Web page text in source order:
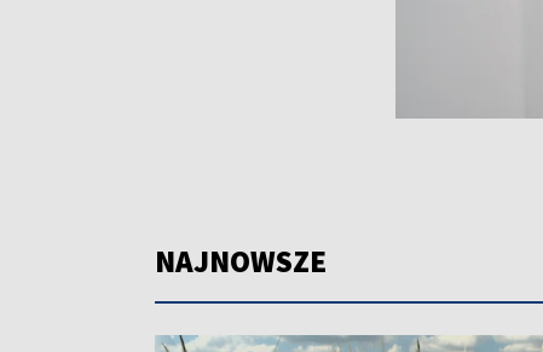
NAJNOWSZE